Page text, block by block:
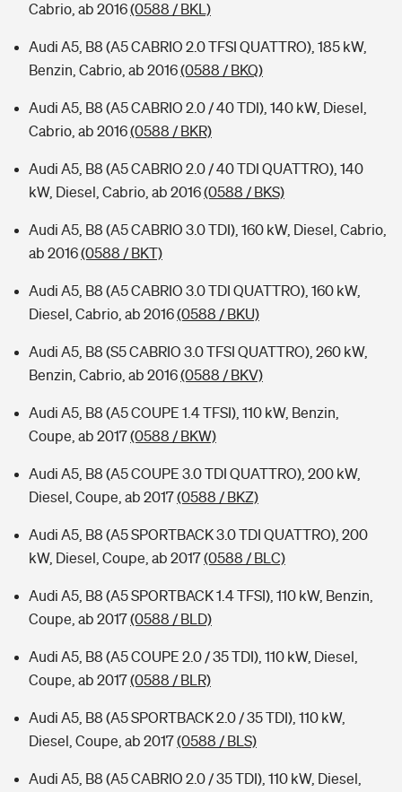
Cabrio, ab 2016(0588 / BKL)
Audi A5, B8 (A5 CABRIO 2.0 TFSI QUATTRO), 185 kW,
Benzin, Cabrio, ab 2016(0588 / BKQ)
Audi A5, B8 (A5 CABRIO 2.0 / 40 TDI), 140 kW, Diesel,
Cabrio, ab 2016(0588 / BKR)
Audi A5, B8 (A5 CABRIO 2.0 / 40 TDI QUATTRO), 140
kW, Diesel, Cabrio, ab 2016(0588 / BKS)
Audi A5, B8 (A5 CABRIO 3.0 TDI), 160 kW, Diesel, Cabrio,
ab 2016(0588 / BKT)
Audi A5, B8 (A5 CABRIO 3.0 TDI QUATTRO), 160 kW,
Diesel, Cabrio, ab 2016(0588 / BKU)
Audi A5, B8 (S5 CABRIO 3.0 TFSI QUATTRO), 260 kW,
Benzin, Cabrio, ab 2016(0588 / BKV)
Audi A5, B8 (A5 COUPE 1.4 TFSI), 110 kW, Benzin,
Coupe, ab 2017(0588 / BKW)
Audi A5, B8 (A5 COUPE 3.0 TDI QUATTRO), 200 kW,
Diesel, Coupe, ab 2017(0588 / BKZ)
Audi A5, B8 (A5 SPORTBACK 3.0 TDI QUATTRO), 200
kW, Diesel, Coupe, ab 2017(0588 / BLC)
Audi A5, B8 (A5 SPORTBACK 1.4 TFSI), 110 kW, Benzin,
Coupe, ab 2017(0588 / BLD)
Audi A5, B8 (A5 COUPE 2.0 / 35 TDI), 110 kW, Diesel,
Coupe, ab 2017(0588 / BLR)
Audi A5, B8 (A5 SPORTBACK 2.0 / 35 TDI), 110 kW,
Diesel, Coupe, ab 2017(0588 / BLS)
Audi A5, B8 (A5 CABRIO 2.0 / 35 TDI), 110 kW, Diesel,